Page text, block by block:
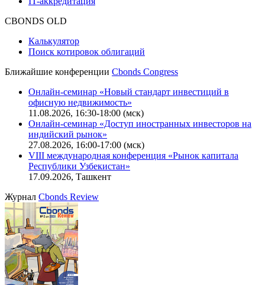
CBONDS OLD
Калькулятор
Поиск котировок облигаций
Ближайшие конференции Cbonds Congress
Онлайн-семинар «Новый стандарт инвестиций в
офисную недвижимость»
11.08.2026, 16:30-18:00 (мск)
Онлайн-семинар «Доступ иностранных инвесторов на
индийский рынок»
27.08.2026, 16:00-17:00 (мск)
VIII международная конференция «Рынок капитала
Республики Узбекистан»
17.09.2026, Ташкент
Журнал Cbonds Review